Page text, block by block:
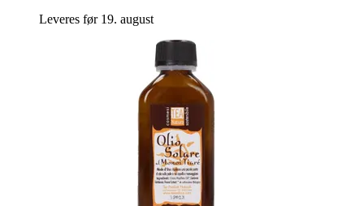
Leveres før 19. august